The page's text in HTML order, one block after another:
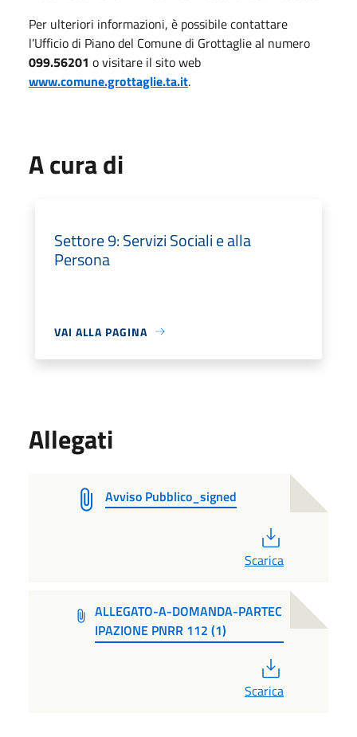
Per ulteriori informazioni, è possibile contattare
l’Ufficio di Piano del Comune di Grottaglie al numero
099.56201 o visitare il sito web
www.comune.grottaglie.ta.it.
A cura di
Settore 9: Servizi Sociali e alla
Persona
VAI ALLA PAGINA
Allegati
Avviso Pubblico_signed
Scarica
ALLEGATO-A-DOMANDA-PARTEC
IPAZIONE PNRR 112 (1)
Scarica